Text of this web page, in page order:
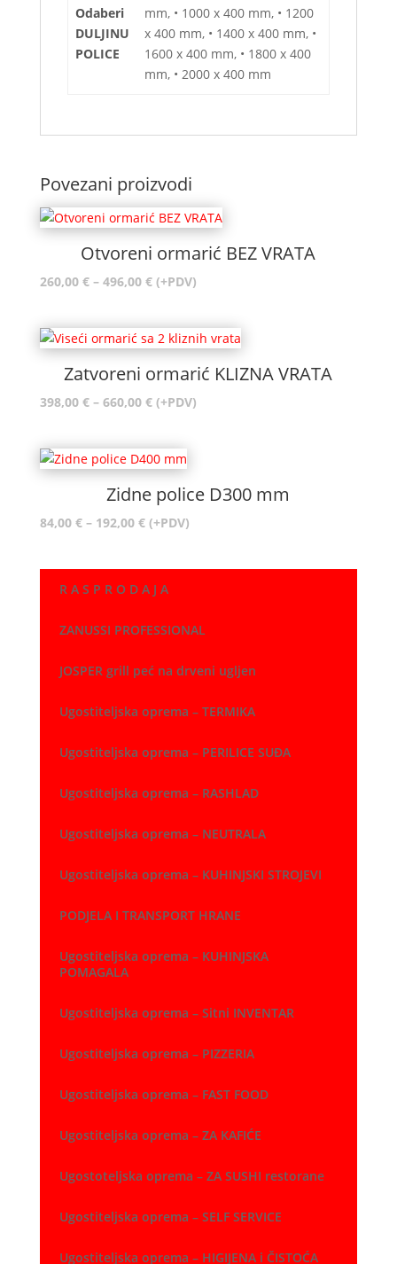
Odaberi
DULJINU
POLICE
mm, • 1000 x 400 mm, • 1200
x 400 mm, • 1400 x 400 mm, •
1600 x 400 mm, • 1800 x 400
mm, • 2000 x 400 mm
Povezani proizvodi
Otvoreni ormarić BEZ VRATA
260,00 € – 496,00 €Raspon
260,00 €
496,00 €
(+PDV)
Zatvoreni ormarić KLIZNA VRATA
398,00 € – 660,00 €Raspon
398,00 €
660,00 €
(+PDV)
Zidne police D300 mm
84,00 € – 192,00 €Raspon
84,00 €
192,00 €
(+PDV)
R A S P R O D A J A
ZANUSSI PROFESSIONAL
JOSPER grill peć na drveni ugljen
Ugostiteljska oprema – TERMIKA
Ugostiteljska oprema – PERILICE SUĐA
Ugostiteljska oprema – RASHLAD
Ugostiteljska oprema – NEUTRALA
Ugostiteljska oprema – KUHINJSKI STROJEVI
PODJELA I TRANSPORT HRANE
Ugostiteljska oprema – KUHINJSKA
POMAGALA
Ugostiteljska oprema – Sitni INVENTAR
Ugostiteljska oprema – PIZZERIA
Ugostiteljska oprema – FAST FOOD
Ugostiteljska oprema – ZA KAFIĆE
Ugostoteljska oprema – ZA SUSHI restorane
Ugostiteljska oprema – SELF SERVICE
Ugostiteljska oprema – HIGIJENA i ČISTOĆA